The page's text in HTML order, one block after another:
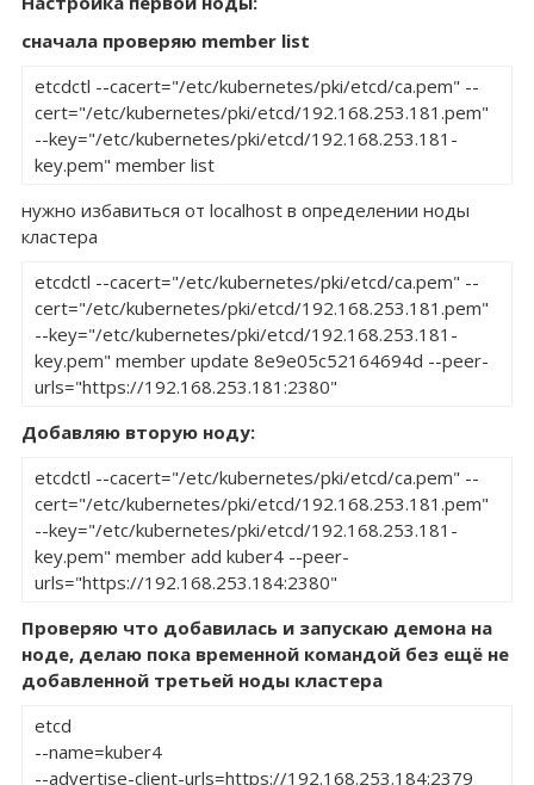
сначала проверяю member list
etcdctl --cacert="/etc/kubernetes/pki/etcd/ca.pem" --
cert="/etc/kubernetes/pki/etcd/192.168.253.181.pem"
--key="/etc/kubernetes/pki/etcd/192.168.253.181-
key.pem" member list
нужно избавиться от localhost в определении ноды
кластера
etcdctl --cacert="/etc/kubernetes/pki/etcd/ca.pem" --
cert="/etc/kubernetes/pki/etcd/192.168.253.181.pem"
--key="/etc/kubernetes/pki/etcd/192.168.253.181-
key.pem" member update 8e9e05c52164694d --peer-
urls="https://192.168.253.181:2380"
Добавляю вторую ноду:
etcdctl --cacert="/etc/kubernetes/pki/etcd/ca.pem" --
cert="/etc/kubernetes/pki/etcd/192.168.253.181.pem"
--key="/etc/kubernetes/pki/etcd/192.168.253.181-
key.pem" member add kuber4 --peer-
urls="https://192.168.253.184:2380"
Проверяю что добавилась и запускаю демона на
ноде, делаю пока временной командой без ещё не
добавленной третьей ноды кластера
etcd
--name=kuber4
--advertise-client-urls=https://192.168.253.184:2379